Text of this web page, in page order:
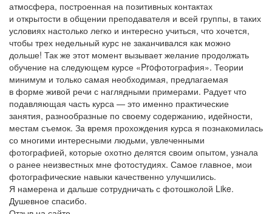
атмосфера, построенная на позитивных контактах
и открытости в общении преподавателя и всей группы, в таких
условиях настолько легко и интересно учиться, что хочется,
чтобы трех недельный курс не заканчивался как можно
дольше! Так же этот момент вызывает желание продолжать
обучение на следующем курсе «Proфотография». Теории
минимум и только самая необходимая, предлагаемая
в форме живой речи с наглядными примерами. Радует что
подавляющая часть курса — это именно практические
занятия, разнообразные по своему содержанию, идейности,
местам съемок. За время прохождения курса я познакомилась
со многими интересными людьми, увлеченными
фотографией, которые охотно делятся своим опытом, узнала
о ранее неизвестных мне фотостудиях. Самое главное, мои
фотографические навыки качественно улучшились.
Я намерена и дальше сотрудничать с фотошколой Like.
Душевное спасибо.